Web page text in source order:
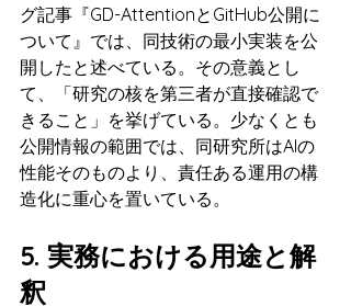
グ記事『GD-AttentionとGitHub公開に
ついて』では、同技術の最小実装を公
開したと述べている。その意義とし
て、「研究の核を第三者が直接確認で
きること」を挙げている。少なくとも
公開情報の範囲では、同研究所はAIの
性能そのものより、責任ある運用の構
造化に重心を置いている。
5. 実務における用途と解
釈